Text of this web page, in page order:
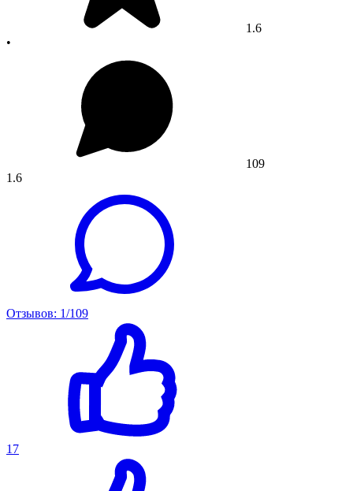
1.6
•
109
1.6
Отзывов: 1/109
17